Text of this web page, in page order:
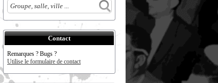
Contact
Remarques ? Bugs ?
Utilise le formulaire de contact